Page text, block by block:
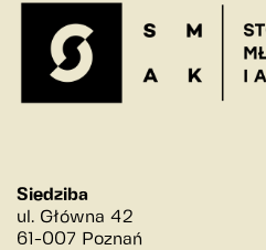
Siedziba
ul. Główna 42
61-007 Poznań